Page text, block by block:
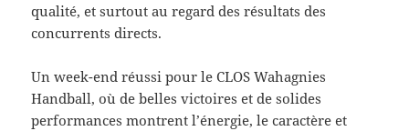
qualité, et surtout au regard des résultats des
concurrents directs.
Un week-end réussi pour le CLOS Wahagnies
Handball, où de belles victoires et de solides
performances montrent l’énergie, le caractère et